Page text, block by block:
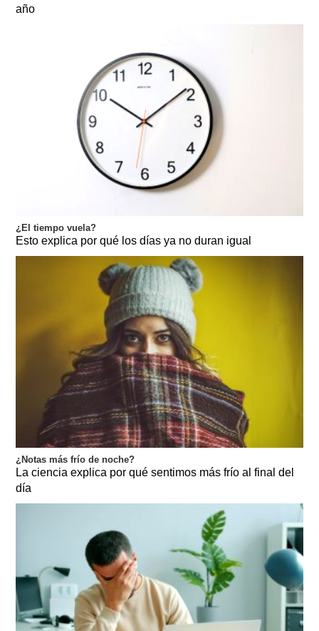
año
¿El tiempo vuela?
Esto explica por qué los días ya no duran igual
¿Notas más frío de noche?
La ciencia explica por qué sentimos más frío al final del
día